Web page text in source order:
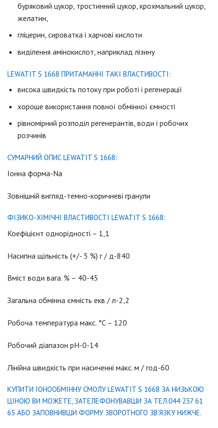
буряковий цукор, тростинний цукор, крохмальний цукор,
желатин,
гліцерин, сироватка і харчові кислоти
виділення амінокислот, наприклад лізину
LEWATIT S 1668 ПРИТАМАННІ ТАКІ ВЛАСТИВОСТІ:
висока швидкість потоку при роботі і регенерації
хороше використання повної обмінної ємності
рівномірний розподіл регенерантів, води і робочих
розчинів
СУМАРНИЙ ОПИС LEWATIT S 1668:
Іонна форма-Na
Зовнішній вигляд-темно-коричневі гранули
ФІЗИКО-ХІМІЧНІ ВЛАСТИВОСТІ LEWATIT S 1668:
Коефіцієнт однорідності – 1,1
Насипна щільність (+/- 5 %) г / д-840
Вміст води вага. % – 40-45
Загальна обмінна ємність екв / л-2,2
Робоча температура макс. °C – 120
Робочий діапазон рН-0-14
Лінійна швидкість при насиченні макс. м / год-60
КУПИТИ ІОНООБМІННУ СМОЛУ LEWATIT S 1668 ЗА НИЗЬКОЮ
ЦІНОЮ ВИ МОЖЕТЕ, ЗАТЕЛЕФОНУВАВШИ ЗА ТЕЛ.044 237 61
65 АБО ЗАПОВНИВШИ ФОРМУ ЗВОРОТНОГО ЗВ’ЯЗКУ НИЖЧЕ.